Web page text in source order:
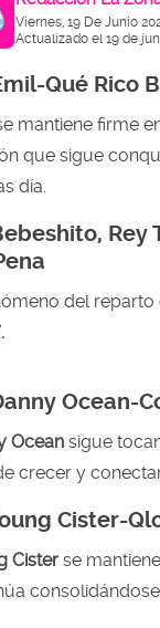
Viernes, 19 De Junio
Actualizado el 19 de
Qué Rico
mantiene firme
que sigue
día.
Rey
del
Ocean-
Ocean sigue
crecer y
Cister-
Cister se